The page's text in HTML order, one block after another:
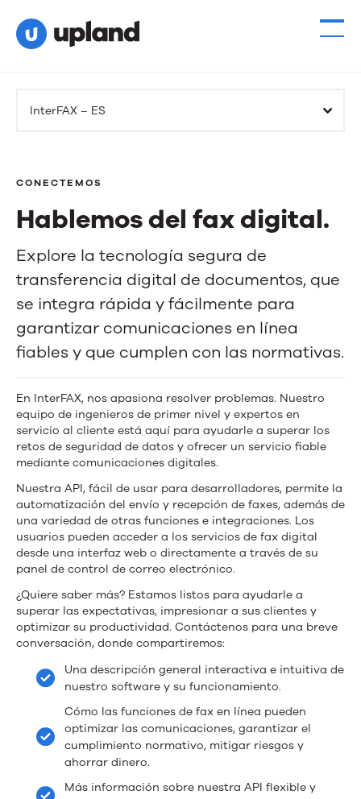
InterFAX – ES
CONECTEMOS
Hablemos del fax digital.
Hablemos
del
fax
digital.
Explore la tecnología segura de
transferencia digital de documentos, que
se integra rápida y fácilmente para
garantizar comunicaciones en línea
fiables y que cumplen con las normativas.
En InterFAX, nos apasiona resolver problemas. Nuestro
equipo de ingenieros de primer nivel y expertos en
servicio al cliente está aquí para ayudarle a superar los
retos de seguridad de datos y ofrecer un servicio fiable
mediante comunicaciones digitales.
Nuestra API, fácil de usar para desarrolladores, permite la
automatización del envío y recepción de faxes, además de
una variedad de otras funciones e integraciones. Los
usuarios pueden acceder a los servicios de fax digital
desde una interfaz web o directamente a través de su
panel de control de correo electrónico.
¿Quiere saber más? Estamos listos para ayudarle a
superar las expectativas, impresionar a sus clientes y
optimizar su productividad. Contáctenos para una breve
conversación, donde compartiremos:
Una descripción general interactiva e intuitiva de
nuestro software y su funcionamiento.
Cómo las funciones de fax en línea pueden
optimizar las comunicaciones, garantizar el
cumplimiento normativo, mitigar riesgos y
ahorrar dinero.
Más información sobre nuestra API flexible y